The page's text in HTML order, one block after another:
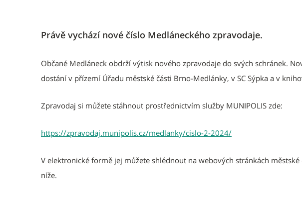
Právě vychází nové číslo Medláneckého zpravodaje.
Občané Medláneck obdrží výtisk nového zpravodaje do svých schránek.
dostání v přízemí Úřadu městské části Brno-Medlánky, v SC Sýpka a v
Zpravodaj si můžete stáhnout prostřednictvím služby MUNIPOLIS zde:
https://zpravodaj.munipolis.cz/medlanky/cislo-2-2024/
V elektronické formě jej můžete shlédnout na webových stránkách
níže.